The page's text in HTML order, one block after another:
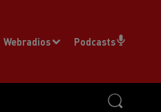
Webradios Podcasts